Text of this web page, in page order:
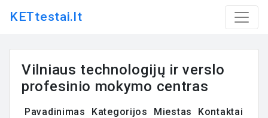
KETtestai.lt
Vilniaus technologijų ir verslo
profesinio mokymo centras
Pavadinimas Kategorijos Miestas Kontaktai